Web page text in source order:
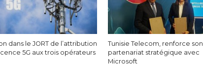
dans le JORT de l’attribution
5G aux trois opérateurs
Tunisie Telecom, renforce son
partenariat stratégique avec
Microsoft